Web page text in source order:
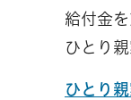
給付金を
ひとり
ひとり